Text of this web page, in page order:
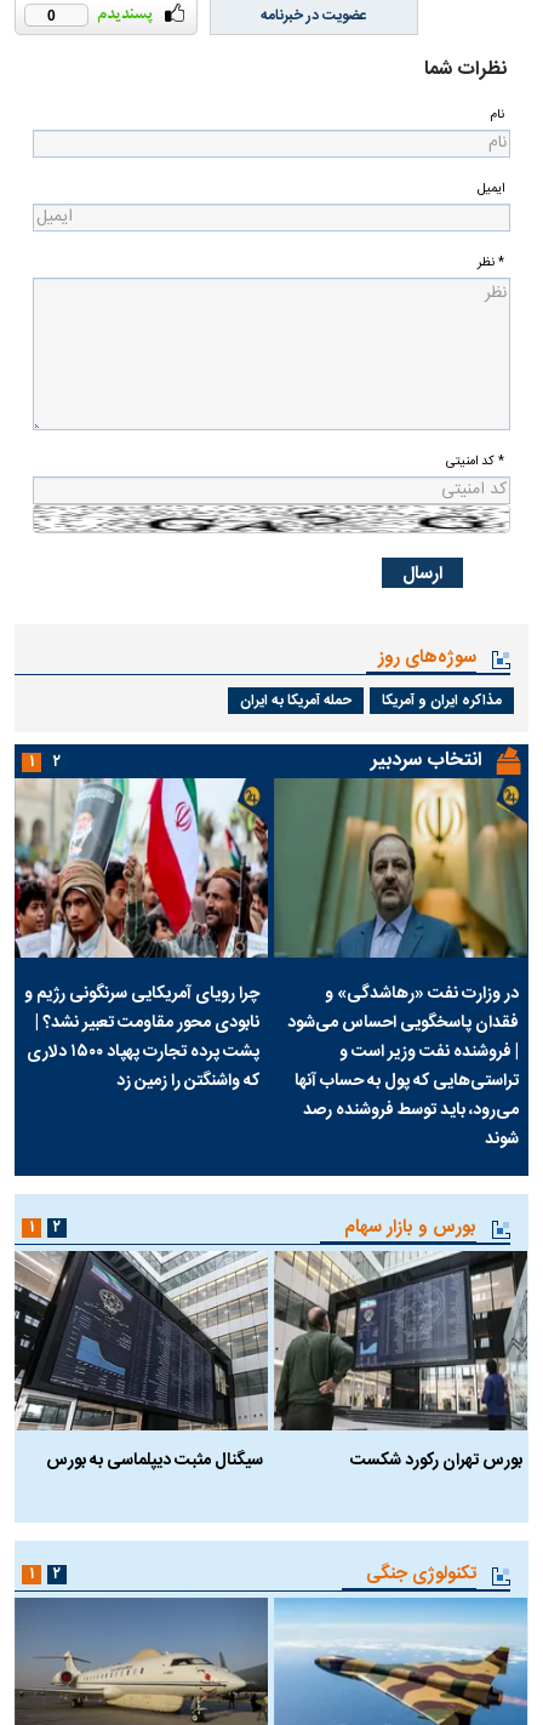
0 عضویت در خبرنامه
نظرات شما
نام
ایمیل
* نظر
* کد امنیتی
سوژه‌های روز
مذاکره ایران و آمریکا حمله آمریکا به ایران
انتخاب سردبیر
در وزارت نفت «رهاشدگی» و
فقدان پاسخگویی احساس می‌شود
| فروشنده نفت وزیر است و
تراستی‌هایی که پول به حساب آنها
می‌رود، باید توسط فروشنده رصد
شوند
چرا رویای آمریکایی سرنگونی رژیم و
نابودی محور مقاومت تعبیر نشد؟ |
پشت پرده تجارت پهپاد‌ ۱۵۰۰ دلاری
که واشنگتن را زمین زد
۱ ۲
بورس و بازار سهام
بورس تهران رکورد شکست
سیگنال مثبت دیپلماسی به بورس
۱ ۲
تکنولوژی جنگی ۱ ۲